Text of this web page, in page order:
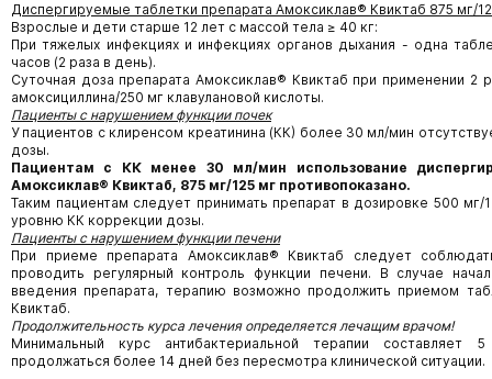
Диспергируемые таблетки препарата Амоксиклав® Квиктаб 875 мг/
Взрослые и дети старше 12 лет с массой тела ≥ 40 кг:
При тяжелых инфекциях и инфекциях органов дыхания - одна
часов (2 раза в день).
Суточная доза препарата Амоксиклав® Квиктаб при применении 2
амоксициллина/250 мг клавулановой кислоты.
Пациенты с нарушением функции почек
У пациентов с клиренсом креатинина (КК) более 30 мл/мин
дозы.
Пациентам с КК менее 30 мл/мин использование
Амоксиклав® Квиктаб, 875 мг/125 мг противопоказано.
Таким пациентам следует принимать препарат в дозировке 500
уровню КК коррекции дозы.
Пациенты с нарушением функции печени
При приеме препарата Амоксиклав® Квиктаб следует
проводить регулярный контроль функции печени. В случае
введения препарата, терапию возможно продолжить приемом
Квиктаб.
Продолжительность курса лечения определяется лечащим врачом!
Минимальный курс антибактериальной терапии
продолжаться более 14 дней без пересмотра клинической ситуации.